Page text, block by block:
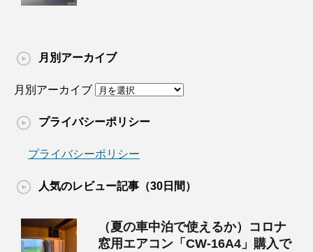
月別アーカイブ
月別アーカイブ
プライバシーポリシー
プライバシーポリシー
人気のレビュー記事（30日間）
（夏の車中泊で使えるか）コロナ
窓用エアコン「CW-16A4」購入で